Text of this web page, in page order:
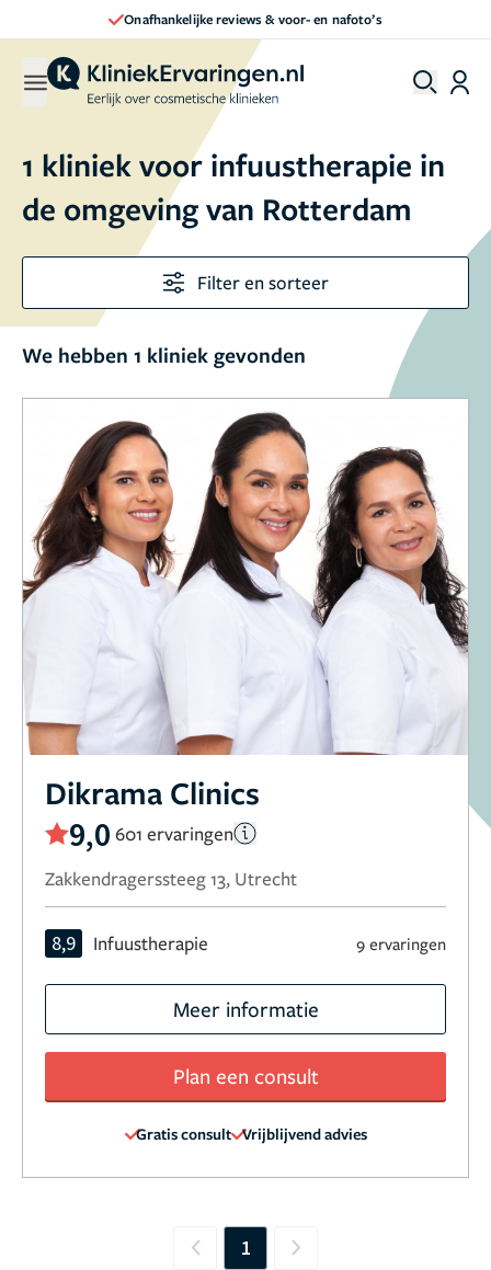
Onafhankelijke reviews & voor- en nafoto’s
1 kliniek voor infuustherapie in
de omgeving van Rotterdam
Filter en sorteer
We hebben 1 kliniek gevonden
Dikrama Clinics
9,0 601 ervaringen
Zakkendragerssteeg 13, Utrecht
8,9 Infuustherapie 9 ervaringen
Meer informatie
Plan een consult
Gratis consult Vrijblijvend advies
Previous
1 Next